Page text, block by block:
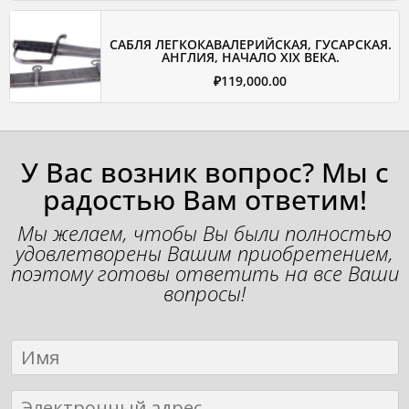
САБЛЯ ЛЕГКОКАВАЛЕРИЙСКАЯ, ГУСАРСКАЯ.
АНГЛИЯ, НАЧАЛО XIX ВЕКА.
₽119,000.00
У Вас возник вопрос? Мы с
радостью Вам ответим!
Мы желаем, чтобы Вы были полностью
удовлетворены Вашим приобретением,
поэтому готовы ответить на все Ваши
вопросы!